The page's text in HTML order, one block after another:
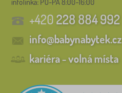
infolinka: PO-PÁ 8:00-16:00
+420228 884 992
info@babynabytek.cz
kariéra - volná místa